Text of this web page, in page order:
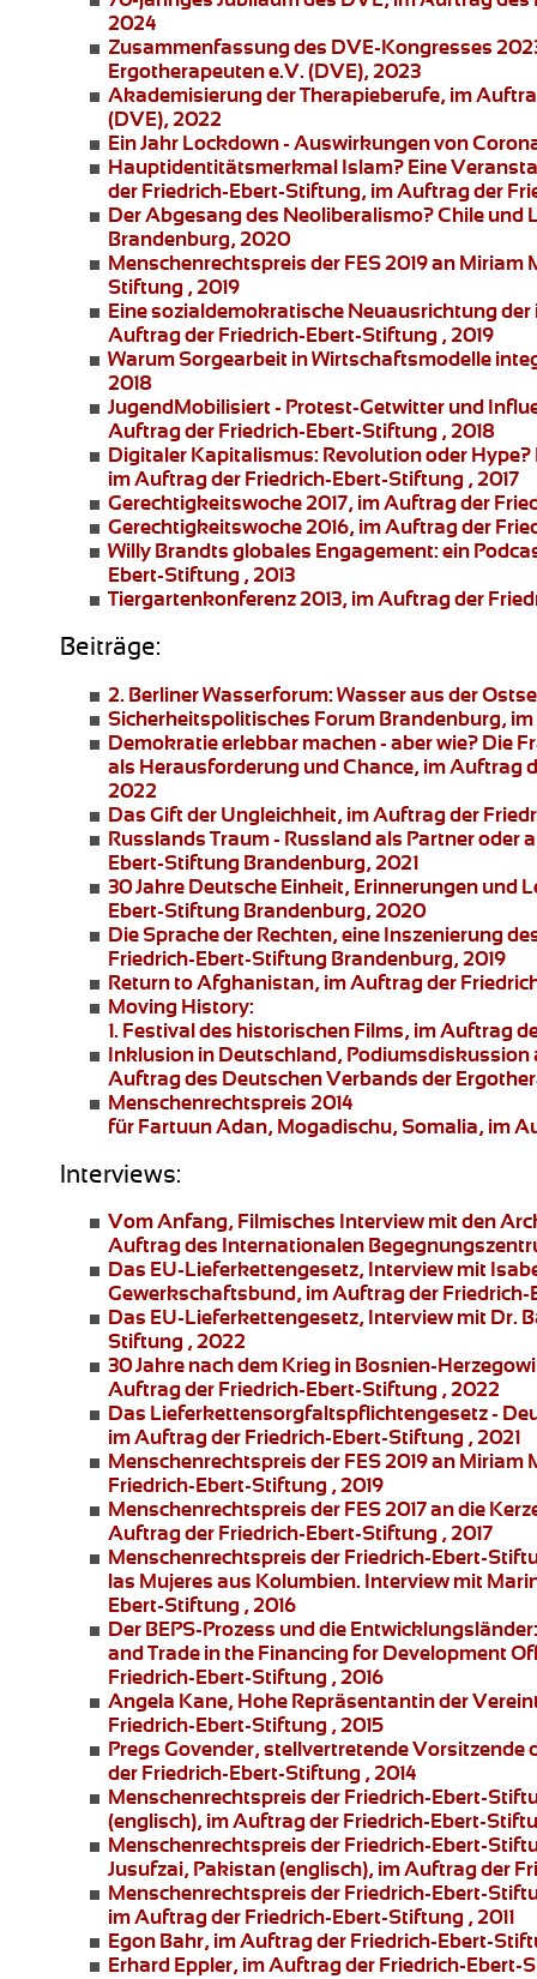
2024
Zusammenfassung des DVE-Kongresses
Ergotherapeuten e.V. (DVE), 2023
Akademisierung der Therapieberufe, im
(DVE), 2022
Ein Jahr Lockdown - Auswirkungen von
Hauptidentitätsmerkmal Islam? Eine
der Friedrich-Ebert-Stiftung, im Auftrag der
Der Abgesang des Neoliberalismo? Chile und
Brandenburg, 2020
Menschenrechtspreis der FES 2019 an Miriam
Stiftung , 2019
Eine sozialdemokratische Neuausrichtung
Auftrag der Friedrich-Ebert-Stiftung , 2019
Warum Sorgearbeit in Wirtschaftsmodelle
2018
JugendMobilisiert - Protest-Getwitter und
Auftrag der Friedrich-Ebert-Stiftung , 2018
Digitaler Kapitalismus: Revolution oder Hype?
im Auftrag der Friedrich-Ebert-Stiftung , 2017
Gerechtigkeitswoche 2017, im Auftrag der
Gerechtigkeitswoche 2016, im Auftrag der
Willy Brandts globales Engagement: ein
Ebert-Stiftung , 2013
Tiergartenkonferenz 2013, im Auftrag der
Beiträge:
2. Berliner Wasserforum: Wasser aus der
Sicherheitspolitisches Forum Brandenburg,
Demokratie erlebbar machen - aber wie? Die
als Herausforderung und Chance, im Auftrag
2022
Das Gift der Ungleichheit, im Auftrag der
Russlands Traum - Russland als Partner oder
Ebert-Stiftung Brandenburg, 2021
30 Jahre Deutsche Einheit, Erinnerungen und
Ebert-Stiftung Brandenburg, 2020
Die Sprache der Rechten, eine Inszenierung
Friedrich-Ebert-Stiftung Brandenburg, 2019
Return to Afghanistan, im Auftrag der
Moving History:
1. Festival des historischen Films, im Auftrag
Inklusion in Deutschland, Podiumsdiskussion
Auftrag des Deutschen Verbands der
Menschenrechtspreis 2014
für Fartuun Adan, Mogadischu, Somalia, im
Interviews:
Vom Anfang, Filmisches Interview mit den
Auftrag des Internationalen
Das EU-Lieferkettengesetz, Interview mit
Gewerkschaftsbund, im Auftrag der
Das EU-Lieferkettengesetz, Interview mit Dr.
Stiftung , 2022
30 Jahre nach dem Krieg in Bosnien-
Auftrag der Friedrich-Ebert-Stiftung , 2022
Das Lieferkettensorgfaltspflichtengesetz-
im Auftrag der Friedrich-Ebert-Stiftung , 2021
Menschenrechtspreis der FES 2019 an Miriam
Friedrich-Ebert-Stiftung , 2019
Menschenrechtspreis der FES 2017 an die
Auftrag der Friedrich-Ebert-Stiftung , 2017
Menschenrechtspreis der Friedrich-Ebert-
las Mujeres aus Kolumbien. Interview mit
Ebert-Stiftung , 2016
Der BEPS-Prozess und die
and Trade in the Financing for Development
Friedrich-Ebert-Stiftung , 2016
Angela Kane, Hohe Repräsentantin der
Friedrich-Ebert-Stiftung , 2015
Pregs Govender,stellvertretende Vorsitzende
der Friedrich-Ebert-Stiftung , 2014
Menschenrechtspreis der Friedrich-Ebert-
(englisch), im Auftrag der Friedrich-Ebert-
Menschenrechtspreis der Friedrich-Ebert-
Jusufzai, Pakistan (englisch), im Auftrag der
Menschenrechtspreis der Friedrich-Ebert-
im Auftrag der Friedrich-Ebert-Stiftung , 2011
Egon Bahr, im Auftrag der Friedrich-Ebert-
Erhard Eppler, im Auftrag der Friedrich-Ebert-